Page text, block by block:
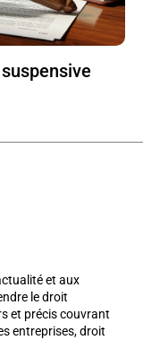
et aux
le droit
et précis couvrant
entreprises, droit